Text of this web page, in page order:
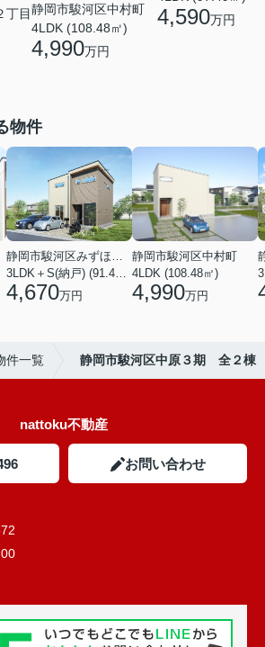
丁目静岡市駿河区中村町
4LDK (108.48㎡)
4,990万円
4,590万円
物件
4,670万円
静岡市駿河区中村町
4LDK (108.48㎡)
4,990万円
件一覧 静岡市駿河区中原３期 全２棟
nattoku不動産
お問い合わせ